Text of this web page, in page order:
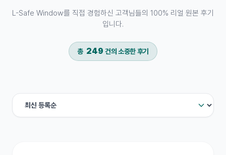
L-Safe Window를 직접 경험하신 고객님들의 100% 리얼 원본 후기
입니다.
총 249 건의 소중한 후기